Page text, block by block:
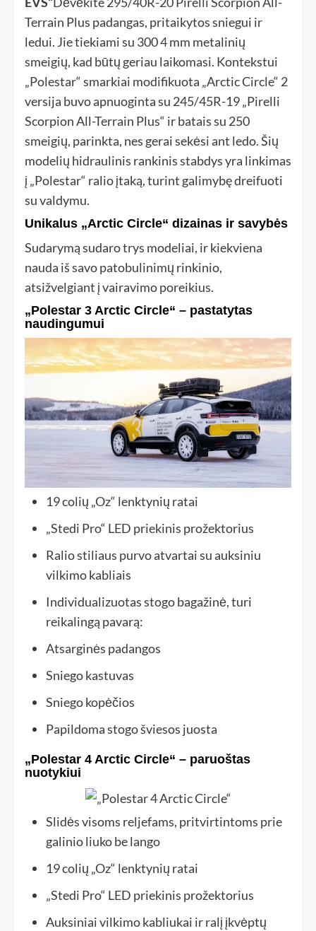
Terrain Plus padangas, pritaikytos sniegui ir
ledui. Jie tiekiami su 300 4 mm metalinių
smeigių, kad būtų geriau laikomasi. Kontekstui
„Polestar“ smarkiai modifikuota „Arctic Circle“ 2
versija buvo apnuoginta su 245/45R-19 „Pirelli
Scorpion All-Terrain Plus“ ir batais su 250
smeigių, parinkta, nes gerai sekėsi ant ledo. Šių
modelių hidraulinis rankinis stabdys yra linkimas
į „Polestar“ ralio įtaką, turint galimybę dreifuoti
su valdymu.
Unikalus „Arctic Circle“ dizainas ir savybės
Sudarymą sudaro trys modeliai, ir kiekviena
nauda iš savo patobulinimų rinkinio,
atsižvelgiant į vairavimo poreikius.
„Polestar 3 Arctic Circle“ – pastatytas
naudingumui
19 colių „Oz“ lenktynių ratai
„Stedi Pro“ LED priekinis prožektorius
Ralio stiliaus purvo atvartai su auksiniu
vilkimo kabliais
Individualizuotas stogo bagažinė, turi
reikalingą pavarą:
Atsarginės padangos
Sniego kastuvas
Sniego kopėčios
Papildoma stogo šviesos juosta
„Polestar 4 Arctic Circle“ – paruoštas
nuotykiui
Slidės visoms reljefams, pritvirtintoms prie
galinio liuko be lango
19 colių „Oz“ lenktynių ratai
„Stedi Pro“ LED priekinis prožektorius
Auksiniai vilkimo kabliukai ir ralį įkvėptų